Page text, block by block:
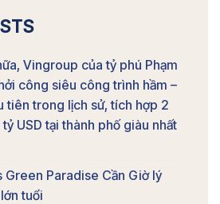
Vingroup của tỷ phú Phạm
công siêu công trình hầm –
tiên trong lịch sử, tích hợp 2
USD tại thành phố giàu nhất
Paradise Cần Giờ lý
tuổi